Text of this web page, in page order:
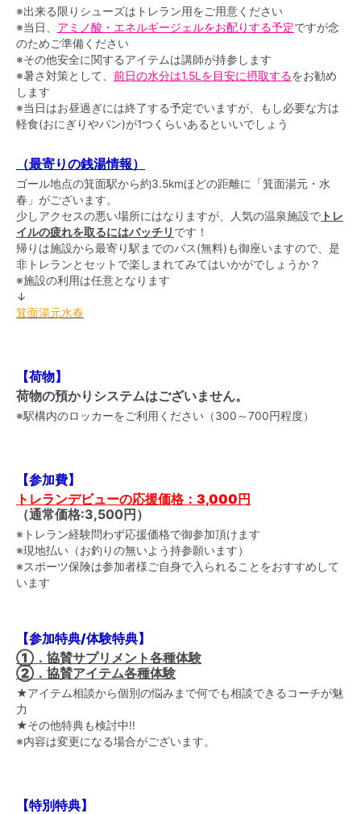
※出来る限りシューズはトレラン用をご用意ください
※当日、 アミノ酸・エネルギージェルをお配りする予定ですが念
のためご準備ください
※その他安全に関するアイテムは講師が持参します
※暑さ対策として、 前日の水分は1.5Lを目安に摂取するをお勧め
します
※当日はお昼過ぎには終了する予定でいますが、もし必要な方は
軽食(おにぎりやパン)が1つくらいあるといいでしょう
（最寄りの銭湯情報）
ゴール地点の箕面駅から約3.5kmほどの距離に「箕面湯元・水
春」がございます。
少しアクセスの悪い場所にはなりますが、人気の温泉施設で トレ
イルの疲れを取るにはバッチリ です！
帰りは施設から最寄り駅までのバス(無料)も御座いますので、是
非トレランとセットで楽しまれてみてはいかがでしょうか？
※施設の利用は任意となります
↓
箕面湯元水春
【荷物】
荷物の預かりシステムはございません。
※駅構内のロッカーをご利用ください（300～700円程度）
【参加費】
トレランデビューの応援価格：3,000円
（通常価格:3,500円）
※トレラン経験問わず応援価格で御参加頂けます
※現地払い（お釣りの無いよう持参願います）
※スポーツ保険は参加者様ご自身で入られることをおすすめして
います
【参加特典/体験特典】
①．協賛サプリメント各種体験
②．協賛アイテム各種体験
★アイテム相談から個別の悩みまで何でも相談できるコーチが魅
力
★その他特典も検討中!!
※内容は変更になる場合がございます。
【特別特典】